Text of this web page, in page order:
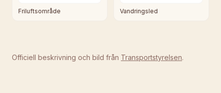
Friluftsområde Vandringsled
Officiell beskrivning och bild från Transportstyrelsen.